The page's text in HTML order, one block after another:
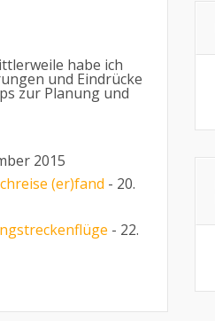
habe ich
und Eindrücke
zur Planung und
2015
(er)fand - 20.
- 22.